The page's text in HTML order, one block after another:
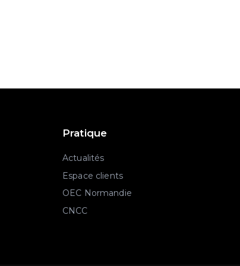
Pratique
Actualités
Espace clients
OEC Normandie
CNCC